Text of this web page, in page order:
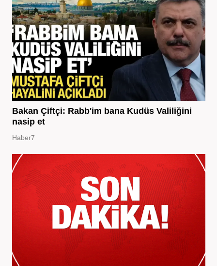
Bakan Çiftçi: Rabb'im bana Kudüs Valiliğini
nasip et
Haber7